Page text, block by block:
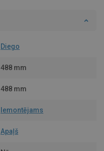
Diego
488 mm
488 mm
Iemontējams
Apaļš